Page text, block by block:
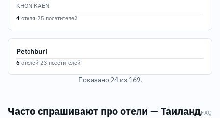
KHON KAEN
4 отеля·25 посетителей
Petchburi
6 отелей·23 посетителей
Показано 24 из 169.
Часто спрашивают про отели — ТаиландFAQ